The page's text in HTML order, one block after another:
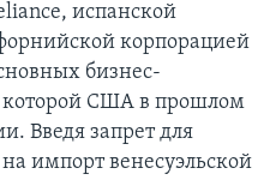
испанской
корпорацией
бизнес-
которой США в прошлом
Введя запрет для
импорт венесуэльской